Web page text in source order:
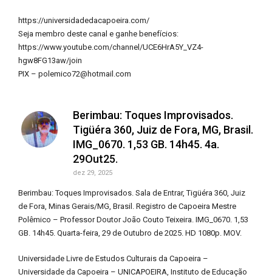
https://universidadedacapoeira.com/
Seja membro deste canal e ganhe benefícios:
https://www.youtube.com/channel/UCE6HrA5Y_VZ4-
hgw8FG13aw/join
PIX – polemico72@hotmail.com
Berimbau: Toques Improvisados.
Tigüéra 360, Juiz de Fora, MG, Brasil.
IMG_0670. 1,53 GB. 14h45. 4a.
29Out25.
dez 29, 2025
Berimbau: Toques Improvisados. Sala de Entrar, Tigüéra 360, Juiz
de Fora, Minas Gerais/MG, Brasil. Registro de Capoeira Mestre
Polêmico – Professor Doutor João Couto Teixeira. IMG_0670. 1,53
GB. 14h45. Quarta-feira, 29 de Outubro de 2025. HD 1080p. MOV.
Universidade Livre de Estudos Culturais da Capoeira –
Universidade da Capoeira – UNICAPOEIRA, Instituto de Educação